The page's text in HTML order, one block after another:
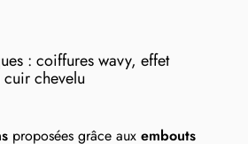
: coiffures wavy, effet
chevelu
proposées grâce aux embouts